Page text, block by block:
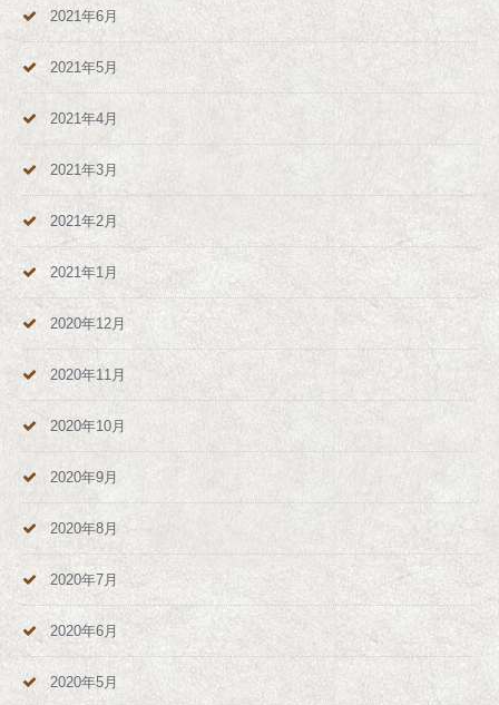
2021年6月
2021年5月
2021年4月
2021年3月
2021年2月
2021年1月
2020年12月
2020年11月
2020年10月
2020年9月
2020年8月
2020年7月
2020年6月
2020年5月